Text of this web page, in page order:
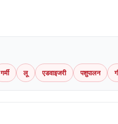
गर्मी लू एडवाइजरी पशुपालन